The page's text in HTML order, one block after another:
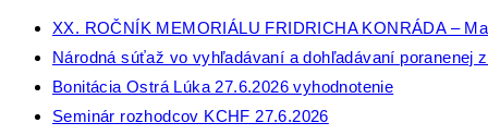
XX. ROČNÍK MEMORIÁLU FRIDRICHA KONRÁDA –
Národná súťaž vo vyhľadávaní a dohľadávaní poranenej
Bonitácia Ostrá Lúka 27.6.2026 vyhodnotenie
Seminár rozhodcov KCHF 27.6.2026